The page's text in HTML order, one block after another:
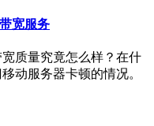
宽服务
质量究竟怎么样？在什
动服务器卡顿的情况。